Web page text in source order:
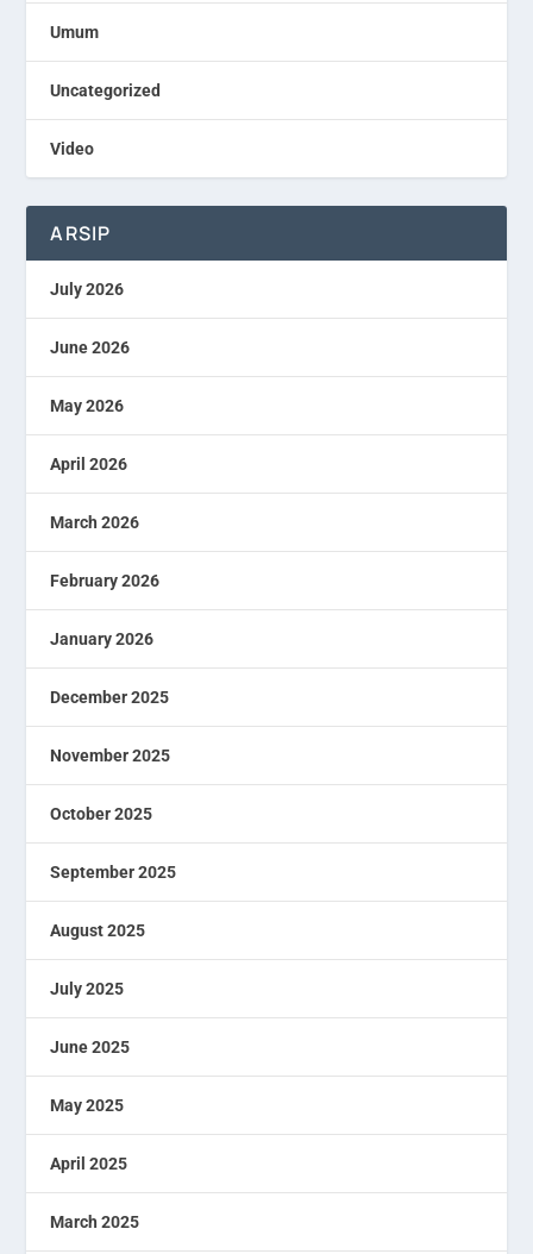
Umum
Uncategorized
Video
ARSIP
July 2026
June 2026
May 2026
April 2026
March 2026
February 2026
January 2026
December 2025
November 2025
October 2025
September 2025
August 2025
July 2025
June 2025
May 2025
April 2025
March 2025